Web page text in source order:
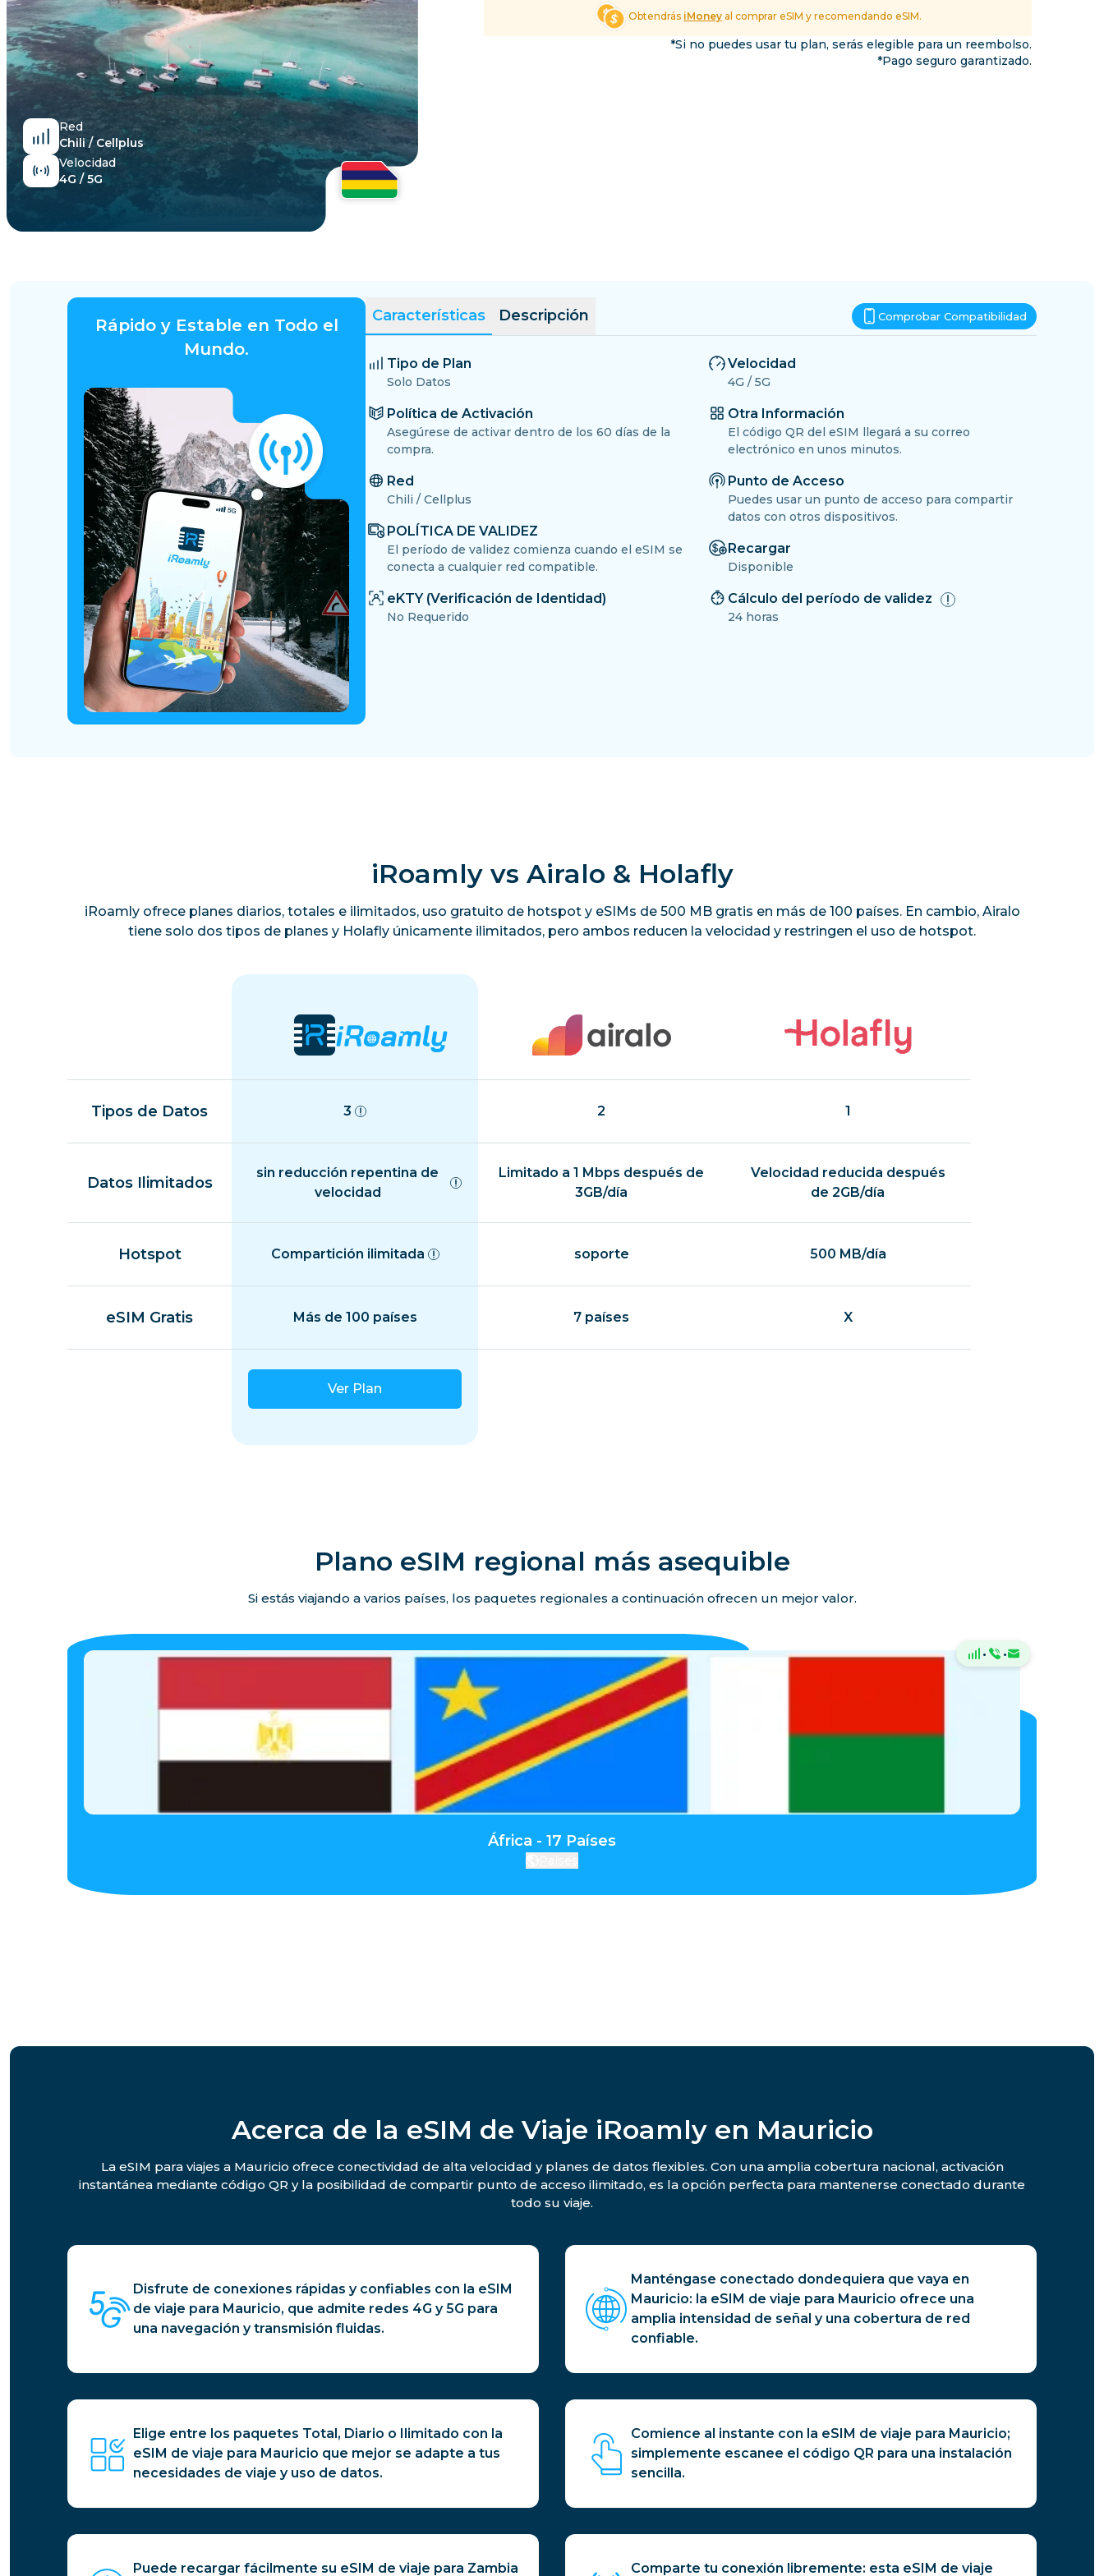
Explorar Todos los Destinos
Red
Chili / Cellplus
Velocidad
4G / 5G
Obtendrás iMoney al comprar eSIM y recomendando eSIM.
*Si no puedes usar tu plan, serás elegible para un reembolso.
*Pago seguro garantizado.
Rápido y Estable en Todo el
Mundo.
Características Descripción Comprobar Compatibilidad
Tipo de Plan
Solo Datos
Política de Activación
Asegúrese de activar dentro de los 60 días de la
compra.
Red
Chili / Cellplus
POLÍTICA DE VALIDEZ
El período de validez comienza cuando el eSIM se
conecta a cualquier red compatible.
eKTY (Verificación de Identidad)
No Requerido
Velocidad
4G / 5G
Otra Información
El código QR del eSIM llegará a su correo
electrónico en unos minutos.
Punto de Acceso
Puedes usar un punto de acceso para compartir
datos con otros dispositivos.
Recargar
Disponible
Cálculo del período de validez
24 horas
iRoamly vs Airalo & Holafly
iRoamly ofrece planes diarios, totales e ilimitados, uso gratuito de hotspot y eSIMs de 500 MB gratis en más de 100 países. En cambio, Airalo
tiene solo dos tipos de planes y Holafly únicamente ilimitados, pero ambos reducen la velocidad y restringen el uso de hotspot.
Tipos de Datos 3 2 1
Datos Ilimitados
sin reducción repentina de
velocidad
Limitado a 1 Mbps después de
3GB/día
Velocidad reducida después
de 2GB/día
Hotspot Compartición ilimitada soporte 500 MB/día
eSIM Gratis Más de 100 países 7 países X
Ver Plan
Plano eSIM regional más asequible
Si estás viajando a varios países, los paquetes regionales a continuación ofrecen un mejor valor.
· ·
África - 17 Países
Acerca de la eSIM de Viaje iRoamly en Mauricio
La eSIM para viajes a Mauricio ofrece conectividad de alta velocidad y planes de datos flexibles. Con una amplia cobertura nacional, activación
instantánea mediante código QR y la posibilidad de compartir punto de acceso ilimitado, es la opción perfecta para mantenerse conectado durante
todo su viaje.
Disfrute de conexiones rápidas y confiables con la eSIM
de viaje para Mauricio, que admite redes 4G y 5G para
una navegación y transmisión fluidas.
Manténgase conectado dondequiera que vaya en
Mauricio: la eSIM de viaje para Mauricio ofrece una
amplia intensidad de señal y una cobertura de red
confiable.
Elige entre los paquetes Total, Diario o Ilimitado con la
eSIM de viaje para Mauricio que mejor se adapte a tus
necesidades de viaje y uso de datos.
Comience al instante con la eSIM de viaje para Mauricio;
simplemente escanee el código QR para una instalación
sencilla.
Puede recargar fácilmente su eSIM de viaje para Zambia Comparte tu conexión libremente: esta eSIM de viaje